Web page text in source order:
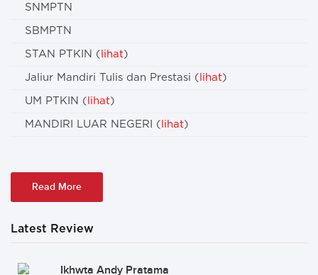
SNMPTN
SBMPTN
STAN PTKIN ( lihat)
Jaliur Mandiri Tulis dan Prestasi ( lihat)
UM PTKIN ( lihat)
MANDIRI LUAR NEGERI ( lihat)
Read More
Latest Review
Ikhwta Andy Pratama